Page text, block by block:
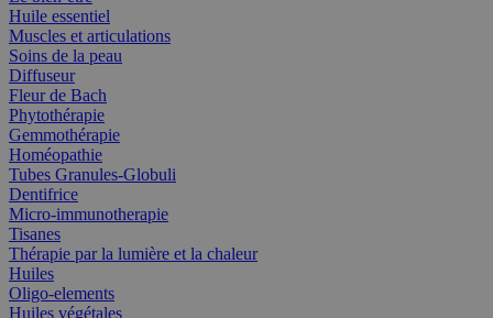
Huile essentiel
Muscles et articulations
Soins de la peau
Diffuseur
Fleur de Bach
Phytothérapie
Gemmothérapie
Homéopathie
Tubes Granules-Globuli
Dentifrice
Micro-immunotherapie
Tisanes
Thérapie par la lumière et la chaleur
Huiles
Oligo-elements
Huiles végétales